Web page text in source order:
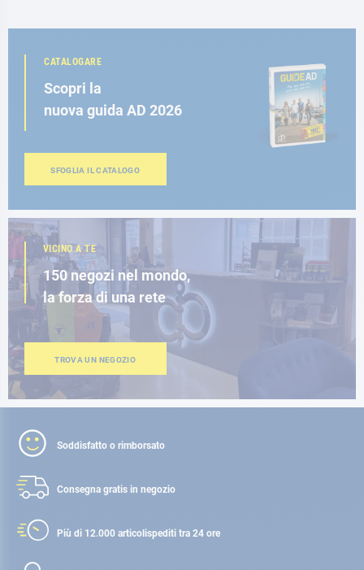
CATALOGARE
Scopri la
nuova guida AD 2026
SFOGLIA IL CATALOGO
VICINO A TE
150 negozi nel mondo,
la forza di una rete
TROVA UN NEGOZIO
Soddisfatto o rimborsato
Consegna gratis in negozio
Più di 12.000 articolispediti tra 24 ore